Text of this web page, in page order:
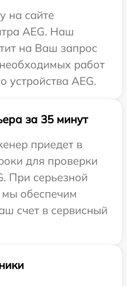
на сайте
AEG. Наш
на Ваш запрос
работ
устройства AEG.
за 35 минут
приедет в
для проверки
При серьезной
мы обеспечим
счет в сервисный